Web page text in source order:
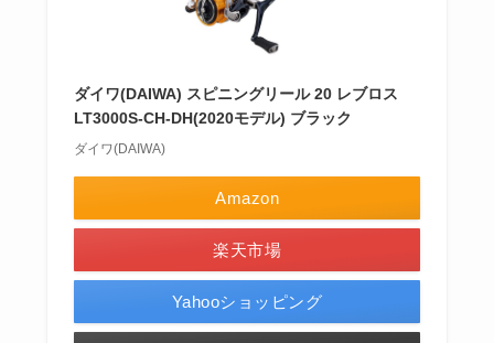
ダイワ(DAIWA) スピニングリール 20 レブロス
LT3000S-CH-DH(2020モデル) ブラック
ダイワ(DAIWA)
Amazon
楽天市場
Yahooショッピング